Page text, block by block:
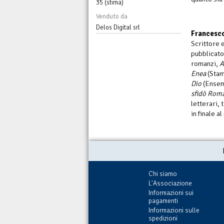
35 (stima)
Venduto da
Delos Digital srl
Scrittore
romanzi,
Enea
Dio
sfidò
letterari,
in finale
Chi siamo
L'Associazione
Informazioni sui
pagamenti
Informazioni sulle
spedizioni